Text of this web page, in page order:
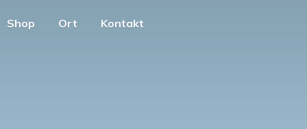
Shop Ort Kontakt